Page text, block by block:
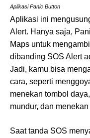
Aplikasi Panic Button
Aplikasi ini
Alert. Hanya saja,
Maps untuk
dibanding SOS Alert
Jadi, kamu bisa
cara, seperti
menekan tombol
mundur, dan
Saat tanda SOS